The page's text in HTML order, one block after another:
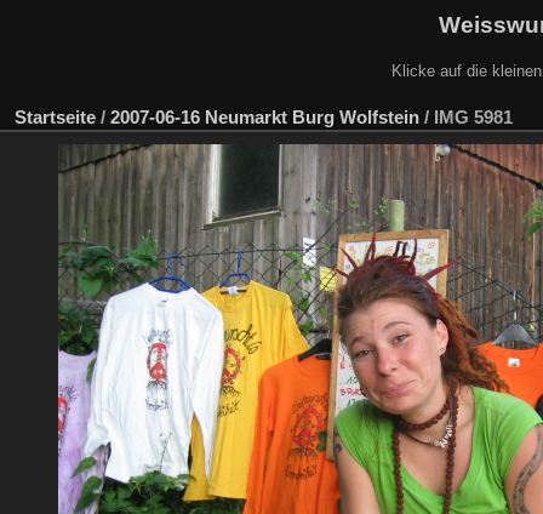
Klicke auf die
Startseite / 2007-06-16 Neumarkt Burg Wolfstein / IMG 5981